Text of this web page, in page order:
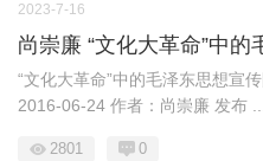
2023-7-16
尚崇廉 “文化大革命”中的
“文化大革命”中的毛泽东思想宣
2016-06-24 作者：尚崇廉 发布 ...
2801 0